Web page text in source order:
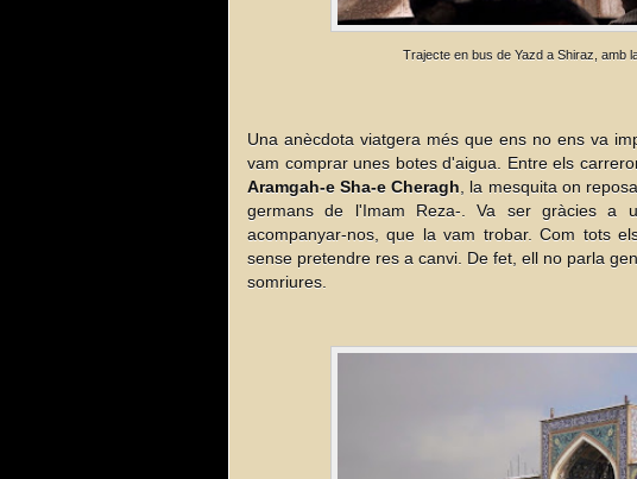
Trajecte en bus de Yazd a Shiraz, amb
Una anècdota viatgera més que ens no ens va
vam comprar unes botes d'aigua. Entre els
Aramgah-e Sha-e Cheragh , la mesquita on
germans de l'Imam Reza-. Va ser gràcies a
acompanyar-nos, que la vam trobar. Com tots
sense pretendre res a canvi. De fet, ell no parla
somriures.